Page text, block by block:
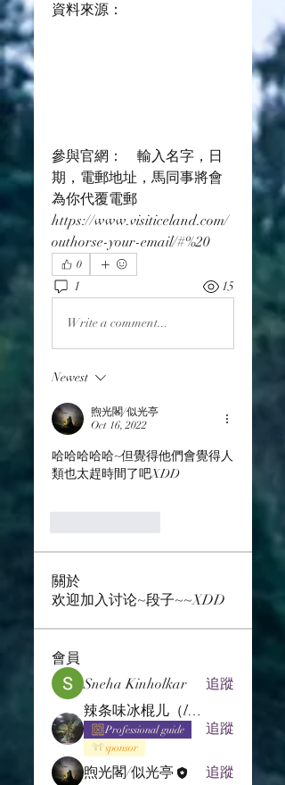
資料來源：
參與官網：　輸入名字，日
期，電郵地址，馬同事將會
為你代覆電郵
https://www.visiticeland.com/
outhorse-your-email/#%20
0
1 15
Write a comment...
Newest
煦光閣/似光亭
Oct 16, 2022
哈哈哈哈哈~但覺得他們會覺得人
類也太趕時間了吧XDD
關於
欢迎加入讨论~段子~~XDD
會員
Sneha Kinholkar
追蹤
辣条味冰棍儿（lof别玩了要氪金的）
Professional guide
sponsor
追蹤
煦光閣/似光亭
追蹤